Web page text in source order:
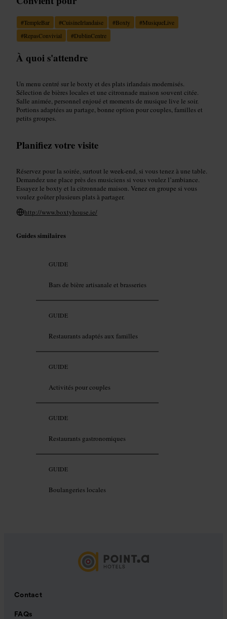
#TempleBar #CuisineIrlandaise #Boxty #MusiqueLive
#RepasConvivial #DublinCentre
À quoi s'attendre
Un menu centré sur le boxty et des plats irlandais modernisés.
Sélection de bières locales et une citronnade maison souvent citée.
Salle animée, personnel enjoué et moments de musique live le soir.
Portions adaptées au partage, bonne option pour couples, familles et
petits groupes.
Planifiez votre visite
Réservez pour la soirée, surtout le week-end, si vous tenez à une table.
Demandez une place près des musiciens si vous voulez l’ambiance.
Essayez le boxty et la citronnade maison. Venez en groupe si vous
voulez goûter plusieurs plats à partager.
http://www.boxtyhouse.ie/
Guides similaires
GUIDE
Bars de bière artisanale et brasseries
GUIDE
Restaurants adaptés aux familles
GUIDE
Activités pour couples
GUIDE
Restaurants gastronomiques
GUIDE
Boulangeries locales
Contact
FAQs